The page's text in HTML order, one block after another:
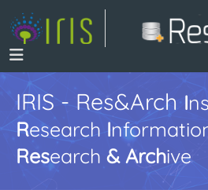
IRIS - Res&ArchI
Research I
Research & Archive